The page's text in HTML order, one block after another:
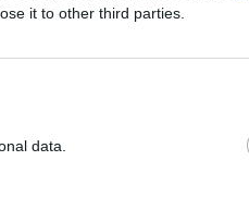
it to other third parties.
data.